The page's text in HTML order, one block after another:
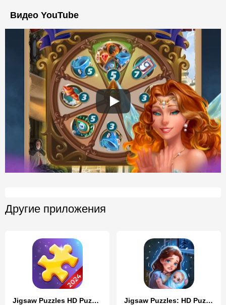
Видео YouTube
Другие приложения
Jigsaw Puzzles HD Puzzle Games Jigsaw Puzzles: HD Puzzle Game